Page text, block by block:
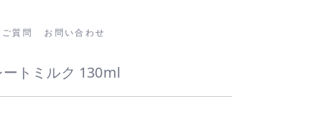
質問 お問い合わせ
トミルク 130ml